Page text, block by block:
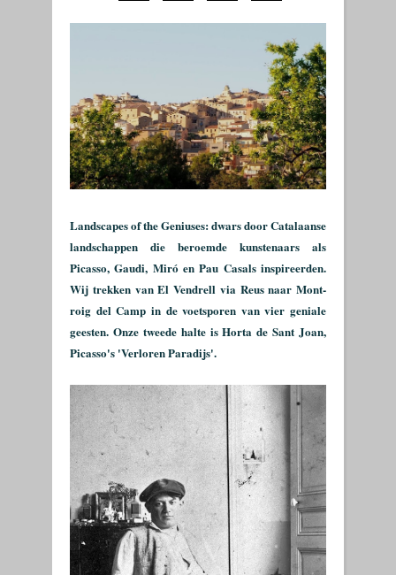
Landscapes of the Geniuses: dwars door Catalaanse
landschappen die beroemde kunstenaars als
Picasso, Gaudi, Miró en Pau Casals inspireerden.
Wij trekken van El Vendrell via Reus naar Mont-
roig del Camp in de voetsporen van vier geniale
geesten. Onze tweede halte is Horta de Sant Joan,
Picasso's 'Verloren Paradijs'.